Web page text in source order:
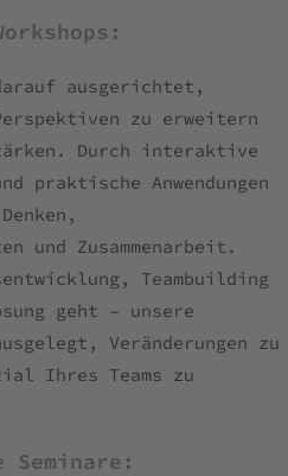
ausgerichtet,
zu erweitern
Durch interaktive
praktische Anwendungen
und Zusammenarbeit.
Teambuilding
geht – unsere
Veränderungen zu
Ihres Teams zu
Seminare: